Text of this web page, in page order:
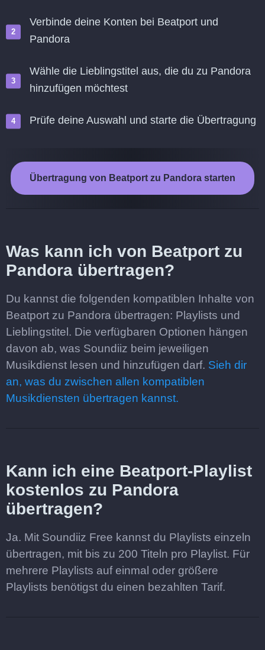
Verbinde deine Konten bei Beatport und
Pandora
Wähle die Lieblingstitel aus, die du zu Pandora
hinzufügen möchtest
Prüfe deine Auswahl und starte die Übertragung
Übertragung von Beatport zu Pandora starten
Was kann ich von Beatport zu
Pandora übertragen?
Du kannst die folgenden kompatiblen Inhalte von
Beatport zu Pandora übertragen: Playlists und
Lieblingstitel. Die verfügbaren Optionen hängen
davon ab, was Soundiiz beim jeweiligen
Musikdienst lesen und hinzufügen darf. Sieh dir
an, was du zwischen allen kompatiblen
Musikdiensten übertragen kannst.
Kann ich eine Beatport-Playlist
kostenlos zu Pandora
übertragen?
Ja. Mit Soundiiz Free kannst du Playlists einzeln
übertragen, mit bis zu 200 Titeln pro Playlist. Für
mehrere Playlists auf einmal oder größere
Playlists benötigst du einen bezahlten Tarif.